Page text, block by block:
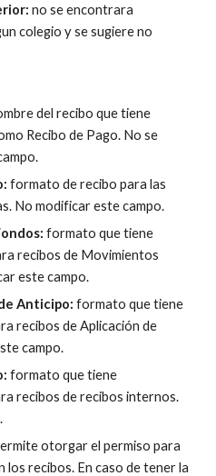
no se encontrara
colegio y se sugiere no
del recibo que tiene
Recibo de Pago. No se
formato de recibo para las
No modificar este campo.
formato que tiene
recibos de Movimientos
este campo.
Anticipo: formato que tiene
recibos de Aplicación de
campo.
formato que tiene
recibos de recibos internos.
otorgar el permiso para
los recibos. En caso de tener la